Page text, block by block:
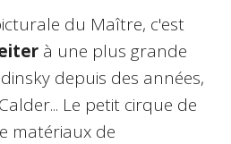
du Maître, c'est
à une plus grande
depuis des années,
Le petit cirque de
matériaux de